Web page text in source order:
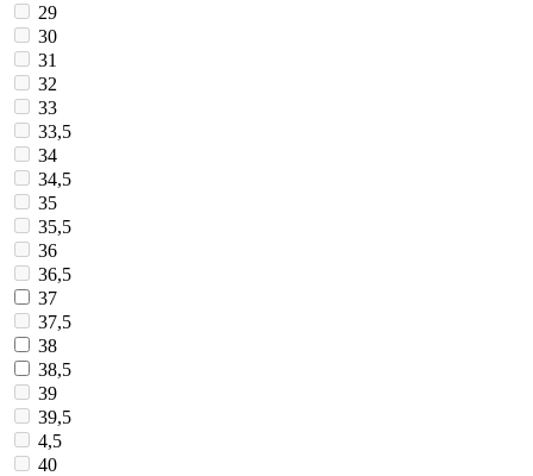
29
30
31
32
33
33,5
34
34,5
35
35,5
36
36,5
37
37,5
38
38,5
39
39,5
4,5
40